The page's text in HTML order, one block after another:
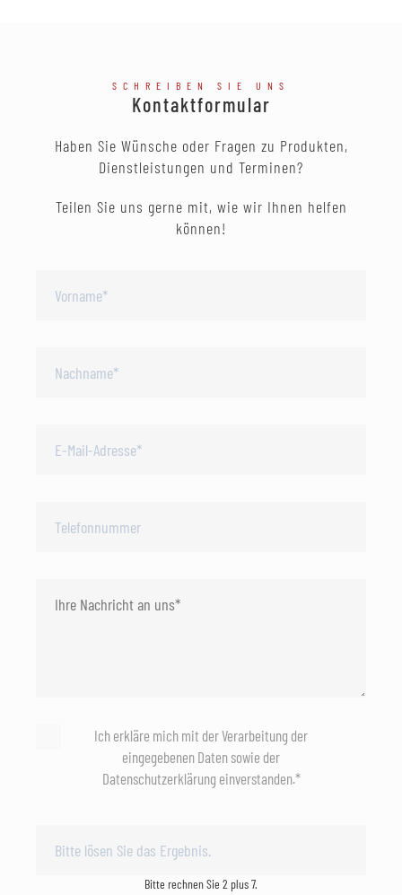
SCHREIBEN SIE UNS
Kontaktformular
Haben Sie Wünsche oder Fragen zu Produkten,
Dienstleistungen und Terminen?
Teilen Sie uns gerne mit, wie wir Ihnen helfen
können!
Ich erkläre mich mit der Verarbeitung der
eingegebenen Daten sowie der
Datenschutzerklärung einverstanden.*
Bitte rechnen Sie 2 plus 7.